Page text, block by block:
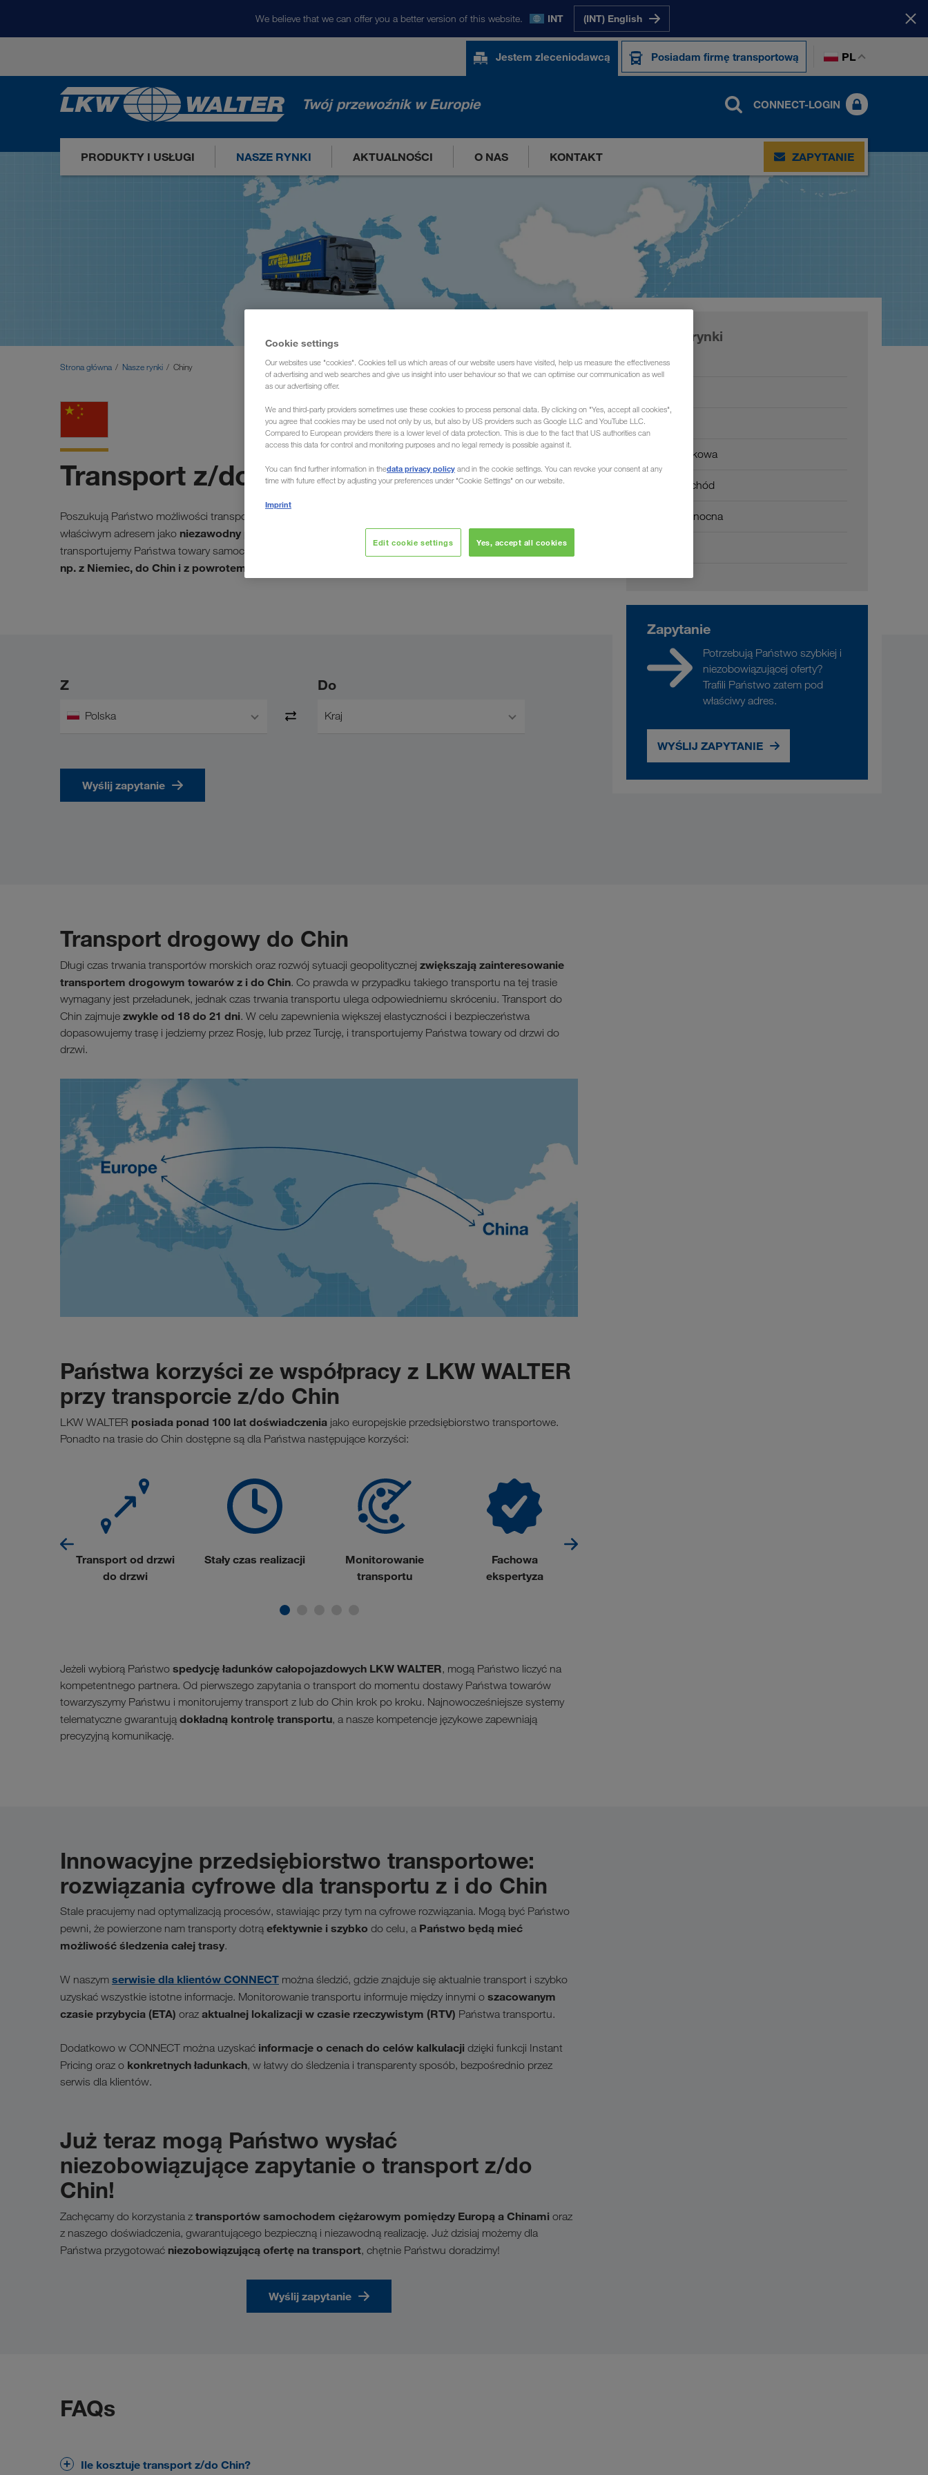
We believe that we can offer you a better version of this website. INT (INT) English
Jestem zleceniodawcą Posiadam firmę transportową PL
Twój przewoźnik w Europie CONNECT-LOGIN
PRODUKTY I USŁUGI NASZE RYNKI AKTUALNOŚCI O NAS KONTAKT ZAPYTANIE
Strona główna Nasze rynki Chiny
Transport z/do Chin
Poszukują Państwo możliwości transportu swoich towarów z i do Chin?
właściwym adresem jako niezawodny partner
z Europy. Jako spedycja ładunków całopojazdowych
transportujemy Państwa towary samochodem ciężarowym w transporcie drogowym
z krajów europejskich,
np. z Niemiec, do Chin i z powrotem.
Z
Polska
Do
Kraj
Wyślij zapytanie
Transport drogowy do Chin
Długi czas trwania transportów morskich oraz rozwój sytuacji geopolitycznej zwiększają zainteresowanie
transportem drogowym towarów z i do Chin. Co prawda w przypadku takiego transportu na tej trasie
wymagany jest przeładunek, jednak czas trwania transportu ulega odpowiedniemu skróceniu. Transport do
Chin zajmuje zwykle od 18 do 21 dni. W celu zapewnienia większej elastyczności i bezpieczeństwa
dopasowujemy trasę i jedziemy przez Rosję, lub przez Turcję, i transportujemy Państwa towary od drzwi do
drzwi.
Państwa korzyści ze współpracy z LKW WALTER
przy transporcie z/do Chin
LKW WALTER posiada ponad 100 lat doświadczenia jako europejskie przedsiębiorstwo transportowe.
Ponadto na trasie do Chin dostępne są dla Państwa następujące korzyści:
Transport od drzwi
do drzwi
Stały czas realizacji
Monitorowanie
transportu
Fachowa
ekspertyza
Jeżeli wybiorą Państwo spedycję ładunków całopojazdowych LKW WALTER, mogą Państwo liczyć na
kompetentnego partnera. Od pierwszego zapytania o transport do momentu dostawy Państwa towarów
towarzyszymy Państwu i monitorujemy transport z lub do Chin krok po kroku. Najnowocześniejsze systemy
telematyczne gwarantują dokładną kontrolę transportu, a nasze kompetencje językowe zapewniają
precyzyjną komunikację.
Innowacyjne przedsiębiorstwo transportowe:
rozwiązania cyfrowe dla transportu z i do Chin
Stale pracujemy nad optymalizacją procesów, stawiając przy tym na cyfrowe rozwiązania. Mogą być Państwo
pewni, że powierzone nam transporty dotrą efektywnie i szybko do celu, a Państwo będą mieć
możliwość śledzenia całej trasy.
W naszym serwisie dla klientów CONNECT można śledzić, gdzie znajduje się aktualnie transport i szybko
uzyskać wszystkie istotne informacje. Monitorowanie transportu informuje między innymi o szacowanym
czasie przybycia (ETA) oraz aktualnej lokalizacji w czasie rzeczywistym (RTV) Państwa transportu.
Dodatkowo w CONNECT można uzyskać informacje o cenach do celów kalkulacji dzięki funkcji Instant
Pricing oraz o konkretnych ładunkach, w łatwy do śledzenia i transparenty sposób, bezpośrednio przez
serwis dla klientów.
Już teraz mogą Państwo wysłać
niezobowiązujące zapytanie o transport z/do
Chin!
Zachęcamy do korzystania z transportów samochodem ciężarowym pomiędzy Europą a Chinami oraz
z naszego doświadczenia, gwarantującego bezpieczną i niezawodną realizację. Już dzisiaj możemy dla
Państwa przygotować niezobowiązującą ofertę na transport, chętnie Państwu doradzimy!
Wyślij zapytanie
FAQs
Ile kosztuje transport z/do Chin?
Nasze rynki
Europa
Azja Środkowa
Bliski Wschód
Afryka Północna
Zapytanie
Potrzebują Państwo szybkiej i
niezobowiązującej oferty?
Trafili Państwo zatem pod
właściwy adres.
WYŚLIJ ZAPYTANIE
Cookie settings
Our websites use "cookies". Cookies tell us which areas of our website users have visited, help us measure the effectiveness
of advertising and web searches and give us insight into user behaviour so that we can optimise our communication as well
as our advertising offer.
We and third-party providers sometimes use these cookies to process personal data. By clicking on "Yes, accept all cookies",
you agree that cookies may be used not only by us, but also by US providers such as Google LLC and YouTube LLC.
Compared to European providers there is a lower level of data protection. This is due to the fact that US authorities can
access this data for control and monitoring purposes and no legal remedy is possible against it.
You can find further information in thedata privacy policy and in the cookie settings. You can revoke your consent at any
time with future effect by adjusting your preferences under "Cookie Settings" on our website.
Imprint
Edit cookie settings Yes, accept all cookies